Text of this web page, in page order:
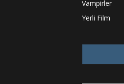
Vampirler
Yerli Film